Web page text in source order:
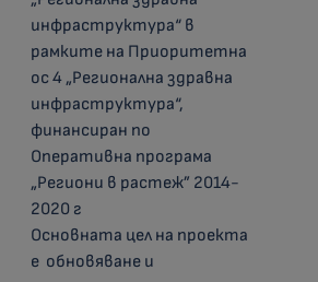
инфраструктура“ в
рамките на Приоритетна
ос 4 „Регионална здравна
инфраструктура“,
финансиран по
Оперативна програма
„Региони в растеж” 2014-
2020 г
Основната цел на проекта
е обновяване и